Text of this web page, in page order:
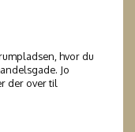
hvor du
Jo
der over til